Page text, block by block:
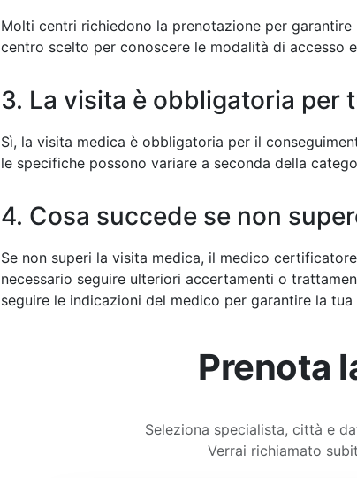
Molti centri richiedono la prenotazione per
centro scelto per conoscere le modalità di accesso
3. La visita è obbligatoria per
Sì, la visita medica è obbligatoria per il
le specifiche possono variare a seconda della
4. Cosa succede se non
Se non superi la visita medica, il medico
necessario seguire ulteriori accertamenti o
seguire le indicazioni del medico per garantire la
Prenota
Seleziona specialista, città e
Verrai richiamato